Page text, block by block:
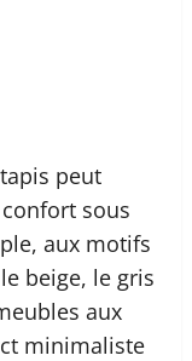
peut
sous
aux motifs
beige, le gris
aux
minimaliste